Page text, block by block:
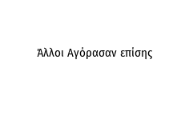
Άλλοι Αγόρασαν επίσης